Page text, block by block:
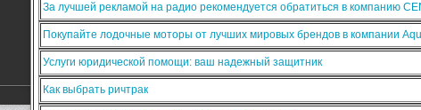
За лучшей рекламой на радио рекомендуется обратиться в компанию
Покупайте лодочные моторы от лучших мировых брендов в компании
Услуги юридической помощи: ваш надежный защитник
Как выбрать ричтрак